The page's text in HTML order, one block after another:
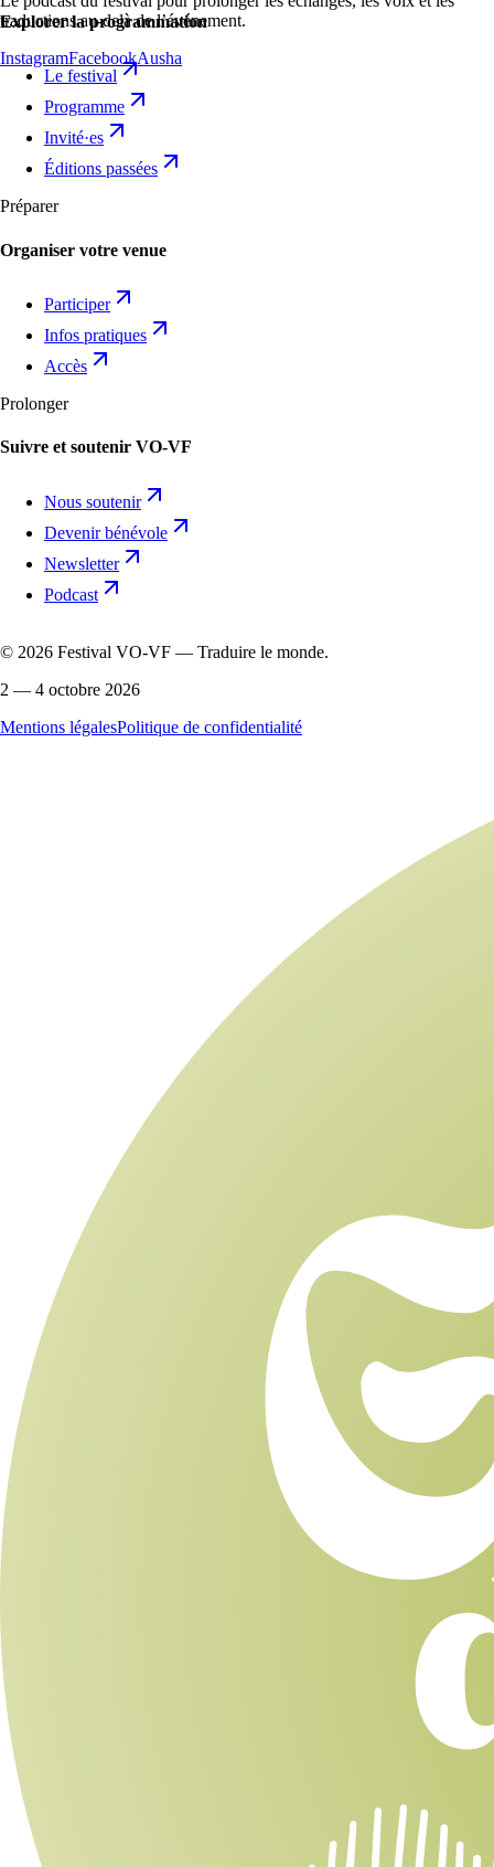
traductions au-delà de l’événement.
InstagramFacebookAusha
Explorer la programmation
Le festival
Programme
Invité·es
Éditions passées
Préparer
Organiser votre venue
Participer
Infos pratiques
Accès
Prolonger
Suivre et soutenir VO-VF
Nous soutenir
Devenir bénévole
Newsletter
Podcast
© 2026 Festival VO-VF — Traduire le monde.
2 — 4 octobre 2026
Mentions légalesPolitique de confidentialité